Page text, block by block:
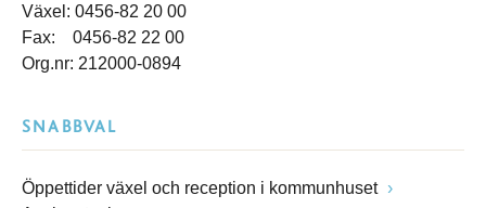
Växel: 0456-82 20 00
Fax: 0456-82 22 00
Org.nr: 212000-0894
SNABBVAL
Öppettider växel och reception i kommunhuset